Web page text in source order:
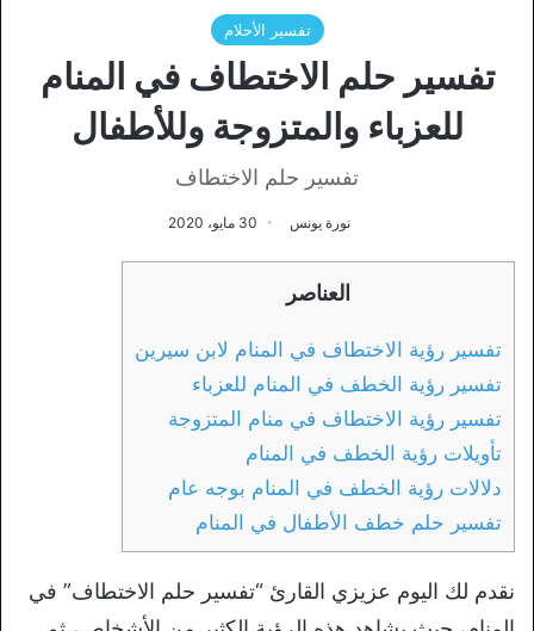
تفسير الأحلام
تفسير حلم الاختطاف في المنام
للعزباء والمتزوجة وللأطفال
تفسير حلم الاختطاف
نورة يونس 30 مايو، 2020
العناصر
تفسير رؤية الاختطاف في المنام لابن سيرين
تفسير رؤية الخطف في المنام للعزباء
تفسير رؤية الاختطاف في منام المتزوجة
تأويلات رؤية الخطف في المنام
دلالات رؤية الخطف في المنام بوجه عام
تفسير حلم خطف الأطفال في المنام
نقدم لك اليوم عزيزي القارئ “تفسير حلم الاختطاف” في